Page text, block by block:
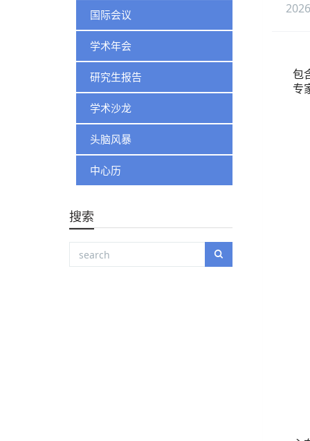
包
专
国际会议
学术年会
研究生报告
学术沙龙
头脑风暴
中心历
搜索